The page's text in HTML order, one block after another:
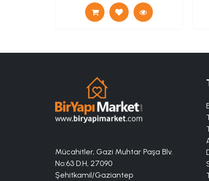
Mücahitler, Gazi Muhtar Paşa Blv.
No:63 D:H, 27090
Şehitkamil/Gaziantep